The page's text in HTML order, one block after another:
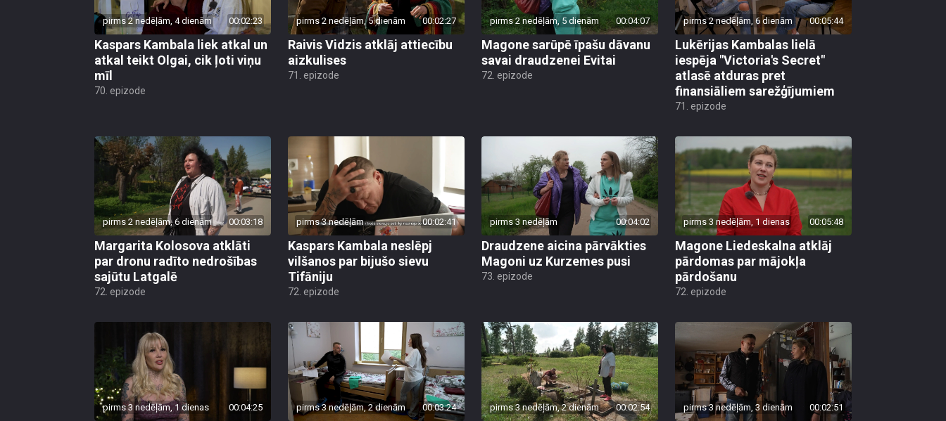
pirms 2 nedēļām, 4 dienām 00:02:23
Kaspars Kambala liek atkal un
atkal teikt Olgai, cik ļoti viņu
mīl
70. epizode
pirms 2 nedēļām, 5 dienām 00:02:27
Raivis Vidzis atklāj attiecību
aizkulises
71. epizode
pirms 2 nedēļām, 5 dienām 00:04:07
Magone sarūpē īpašu dāvanu
savai draudzenei Evitai
72. epizode
pirms 2 nedēļām, 6 dienām 00:05:44
Lukērijas Kambalas lielā
iespēja "Victoria's Secret"
atlasē atduras pret
finansiāliem sarežģījumiem
71. epizode
pirms 2 nedēļām, 6 dienām 00:03:18
Margarita Kolosova atklāti
par dronu radīto nedrošības
sajūtu Latgalē
72. epizode
pirms 3 nedēļām 00:02:41
Kaspars Kambala neslēpj
vilšanos par bijušo sievu
Tifāniju
72. epizode
pirms 3 nedēļām 00:04:02
Draudzene aicina pārvākties
Magoni uz Kurzemes pusi
73. epizode
pirms 3 nedēļām, 1 dienas 00:05:48
Magone Liedeskalna atklāj
pārdomas par mājokļa
pārdošanu
72. epizode
pirms 3 nedēļām, 1 dienas 00:04:25 pirms 3 nedēļām, 2 dienām 00:03:24 pirms 3 nedēļām, 2 dienām 00:02:54 pirms 3 nedēļām, 3 dienām 00:02:51